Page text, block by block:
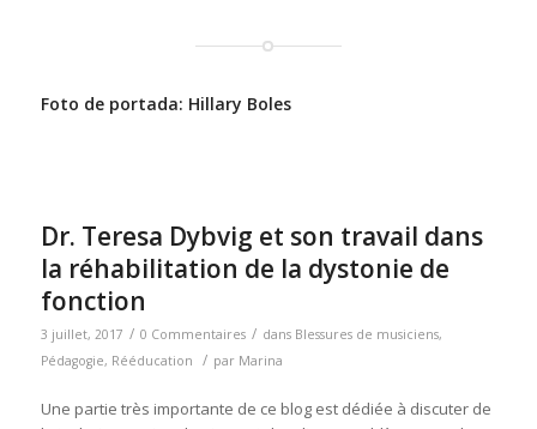
Foto de portada: Hillary Boles
Dr. Teresa Dybvig et son travail dans
la réhabilitation de la dystonie de
fonction
3 juillet, 2017 / 0 Commentaires / dans Blessures de musiciens,
Pédagogie, Rééducation / par Marina
Une partie très importante de ce blog est dédiée à discuter de